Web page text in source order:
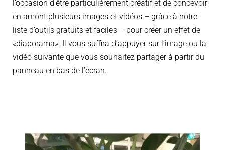
l’occasion d’être particulièrement créatif et de concevoir
en amont plusieurs images et vidéos – grâce à notre
liste d’outils gratuits et faciles – pour créer un effet de
«diaporama». Il vous suffira d’appuyer sur l’image ou la
vidéo suivante que vous souhaitez partager à partir du
panneau en bas de l’écran.